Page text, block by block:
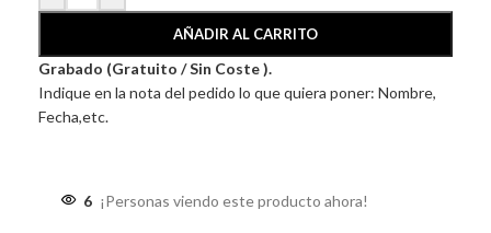
AÑADIR AL CARRITO
Grabado (Gratuito / Sin Coste ).
Indique en la nota del pedido lo que quiera poner: Nombre,
Fecha,etc.
6 ¡Personas viendo este producto ahora!